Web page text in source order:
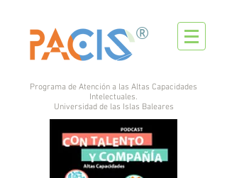
®
Programa de Atención a las Altas Capacidades
Intelectuales.
Universidad de las Islas Baleares